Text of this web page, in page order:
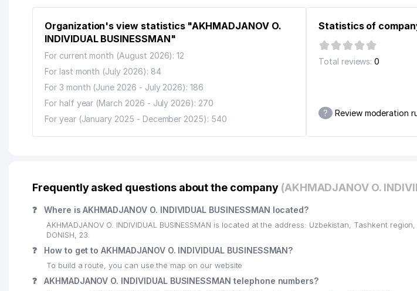
Organization's view statistics "AKHMADJANOV O.
INDIVIDUAL BUSINESSMAN"
For current month (August 2026): 12
For last month (July 2026): 84
For 3 month (June 2026 - July 2026): 186
For half year (March 2026 - July 2026): 270
For year (January 2025 - December 2025): 540
Statistics of
Total reviews: 0
? Review moderation
Frequently asked questions about the company (AKHMADJANOV O.
❓ Where is AKHMADJANOV O. INDIVIDUAL BUSINESSMAN located?
AKHMADJANOV O. INDIVIDUAL BUSINESSMAN is located at the address: Uzbekistan, Tashkent region,
DONISH, 23.
❓ How to get to AKHMADJANOV O. INDIVIDUAL BUSINESSMAN?
To build a route, you can use the map on our website
❓ AKHMADJANOV O. INDIVIDUAL BUSINESSMAN telephone numbers?